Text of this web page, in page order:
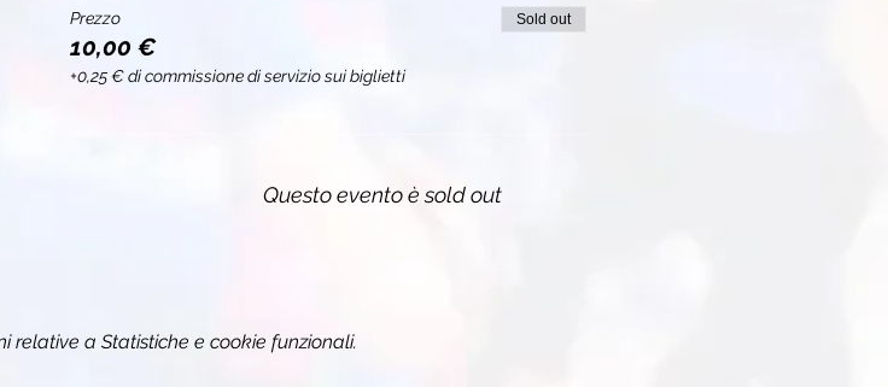
Prezzo
10,00 €
+0,25 € di commissione di servizio sui biglietti
Sold out
Questo evento è sold out
relative a Statistiche e cookie funzionali.